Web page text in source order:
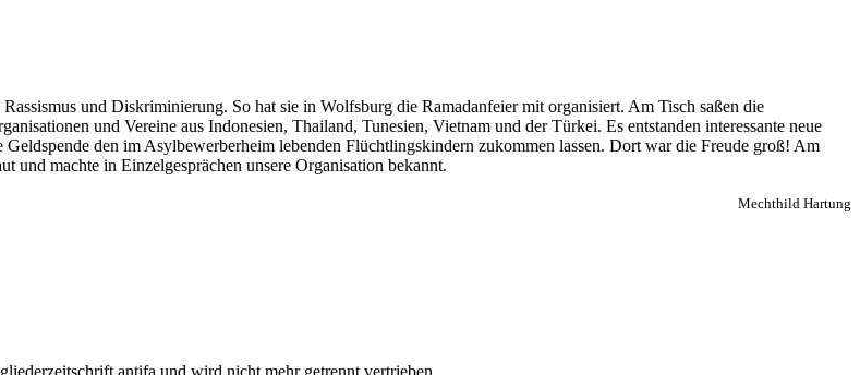
und Diskriminierung. So hat sie in Wolfsburg die Ramadanfeier mit organisiert. Am Tisch saßen die
und Vereine aus Indonesien, Thailand, Tunesien, Vietnam und der Türkei. Es entstanden interessante neue
den im Asylbewerberheim lebenden Flüchtlingskindern zukommen lassen. Dort war die Freude groß! Am
machte in Einzelgesprächen unsere Organisation bekannt.
Mechthild Hartung
antifa und wird nicht mehr getrennt vertrieben.